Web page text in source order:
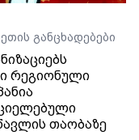
განცხადებები
რეგიონული
თაობაზე